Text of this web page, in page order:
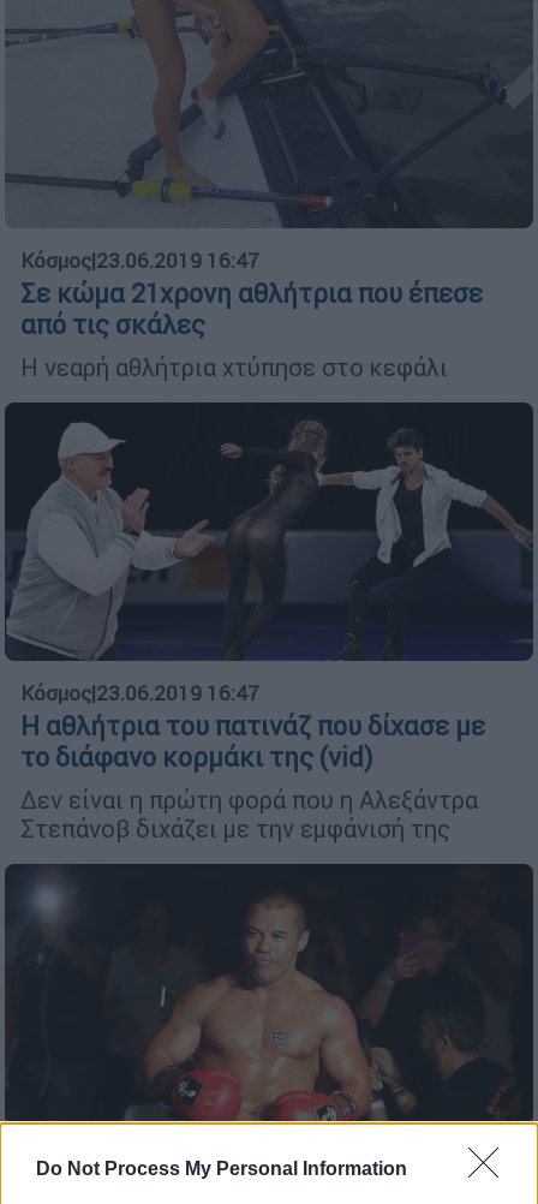
Do Not Process My Personal Information
Κόσμος|23.06.2019 16:47
Σε κώμα 21χρονη αθλήτρια που έπεσε
από τις σκάλες
Η νεαρή αθλήτρια χτύπησε στο κεφάλι
Κόσμος|23.06.2019 16:47
Η αθλήτρια του πατινάζ που δίχασε με
το διάφανο κορμάκι της (vid)
Δεν είναι η πρώτη φορά που η Αλεξάντρα
Στεπάνοβ διχάζει με την εμφάνισή της
Lifestyle |24.05.2019 17:01